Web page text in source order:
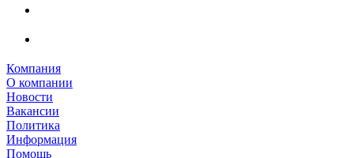
Компания
О компании
Новости
Вакансии
Политика
Информация
Помощь